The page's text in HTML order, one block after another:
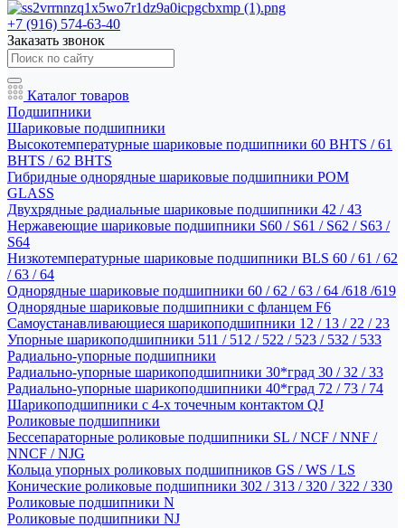
+7 (916) 574-63-40
Заказать звонок
Каталог товаров
Подшипники
Шариковые подшипники
Высокотемпературные шариковые подшипники 60 BHTS / 61
BHTS / 62 BHTS
Гибридные однорядные шариковые подшипники POM
GLASS
Двухрядные радиальные шариковые подшипники 42 / 43
Нержавеющие шариковые подшипники S60 / S61 / S62 / S63 /
S64
Низкотемпературные шариковые подшипники BLS 60 / 61 / 62
/ 63 / 64
Однорядные шариковые подшипники 60 / 62 / 63 / 64 /618 /619
Однорядные шариковые подшипники с фланцем F6
Самоустанавливающиеся шарикоподшипники 12 / 13 / 22 / 23
Упорные шарикоподшипники 511 / 512 / 522 / 523 / 532 / 533
Радиально-упорные подшипники
Радиально-упорные шарикоподшипники 30*град 30 / 32 / 33
Радиально-упорные шарикоподшипники 40*град 72 / 73 / 74
Шарикоподшипники с 4-х точечным контактом QJ
Роликовые подшипники
Бессепараторные роликовые подшипники SL / NCF / NNF /
NNCF / NJG
Кольца упорных роликовых подшипников GS / WS / LS
Конические роликовые подшипники 302 / 313 / 320 / 322 / 330
Роликовые подшипники N
Роликовые подшипники NJ